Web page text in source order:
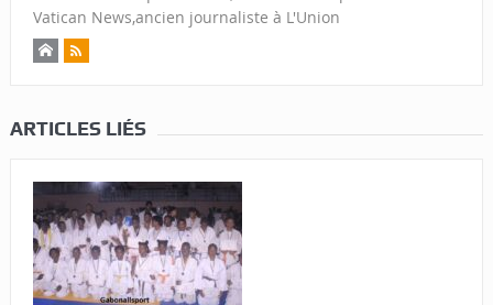
Vatican News,ancien journaliste à L'Union
ARTICLES LIÉS